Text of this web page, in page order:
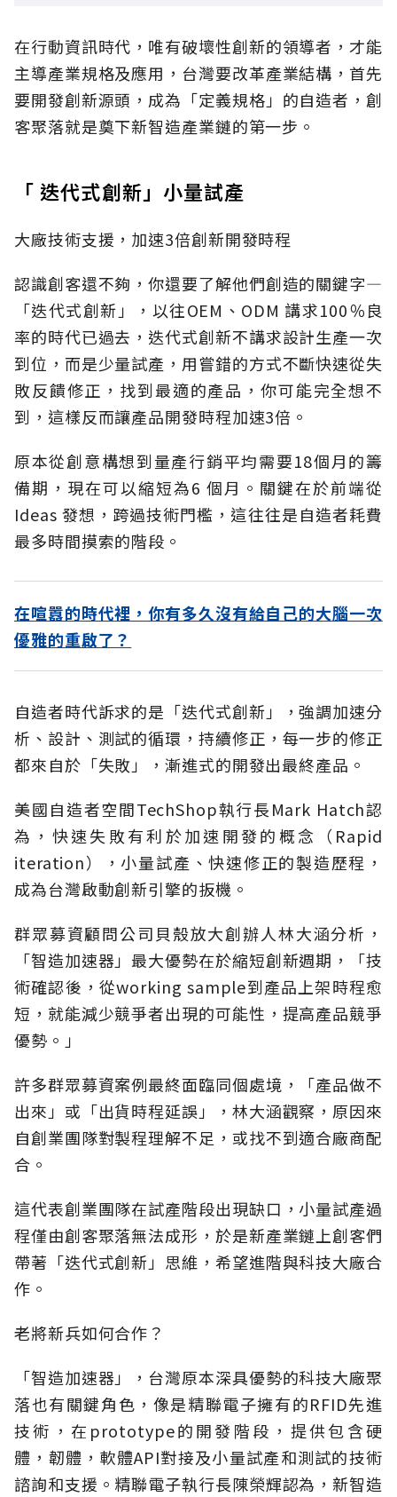
在行動資訊時代，唯有破壞性創新的領導者，才能
主導產業規格及應用，台灣要改革產業結構，首先
要開發創新源頭，成為「定義規格」的自造者，創
客聚落就是奠下新智造產業鏈的第一步。
「 迭代式創新」小量試產
大廠技術支援，加速3倍創新開發時程
認識創客還不夠，你還要了解他們創造的關鍵字—
「迭代式創新」，以往OEM、ODM 講求100％良
率的時代已過去，迭代式創新不講求設計生產一次
到位，而是少量試產，用嘗錯的方式不斷快速從失
敗反饋修正，找到最適的產品，你可能完全想不
到，這樣反而讓產品開發時程加速3倍。
原本從創意構想到量產行銷平均需要18個月的籌
備期，現在可以縮短為6 個月。關鍵在於前端從
Ideas 發想，跨過技術門檻，這往往是自造者耗費
最多時間摸索的階段。
在喧囂的時代裡，你有多久沒有給自己的大腦一次
優雅的重啟了？
自造者時代訴求的是「迭代式創新」，強調加速分
析、設計、測試的循環，持續修正，每一步的修正
都來自於「失敗」，漸進式的開發出最終產品。
美國自造者空間TechShop執行長Mark Hatch認
為，快速失敗有利於加速開發的概念（Rapid
iteration），小量試產、快速修正的製造歷程，
成為台灣啟動創新引擎的扳機。
群眾募資顧問公司貝殼放大創辦人林大涵分析，
「智造加速器」最大優勢在於縮短創新週期，「技
術確認後，從working sample到產品上架時程愈
短，就能減少競爭者出現的可能性，提高產品競爭
優勢。」
許多群眾募資案例最終面臨同個處境，「產品做不
出來」或「出貨時程延誤」，林大涵觀察，原因來
自創業團隊對製程理解不足，或找不到適合廠商配
合。
這代表創業團隊在試產階段出現缺口，小量試產過
程僅由創客聚落無法成形，於是新產業鏈上創客們
帶著「迭代式創新」思維，希望進階與科技大廠合
作。
老將新兵如何合作？
「智造加速器」，台灣原本深具優勢的科技大廠聚
落也有關鍵角色，像是精聯電子擁有的RFID先進
技術，在prototype的開發階段，提供包含硬
體，韌體，軟體API對接及小量試產和測試的技術
諮詢和支援。精聯電子執行長陳榮輝認為，新智造